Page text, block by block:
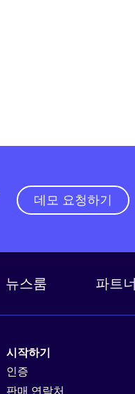
데모 요청하기
뉴스룸 파트너
시작하기
인증
판매 연락처